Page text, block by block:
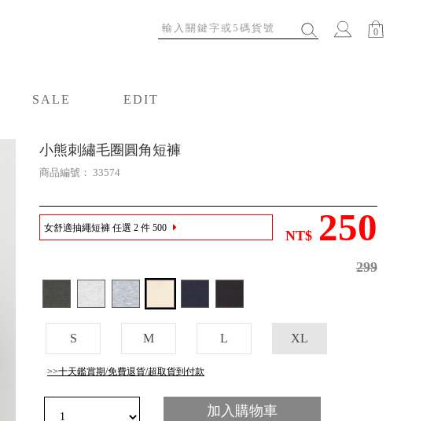
0
SALE
EDIT
小熊刺繡毛圈圓角短褲
商品編號： 33574
女舒適抽繩短褲 任選 2 件 500
NT$ 250
299
S M L XL
>>十天鑑賞期/免費退貨/超取貨到付款
加入購物車